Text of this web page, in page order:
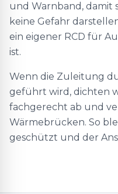
und Warnband, damit
keine Gefahr
ein eigener RCD für
ist.
Wenn die Zuleitung
geführt wird, dichten
fachgerecht ab und
Wärmebrücken. So
geschützt und der